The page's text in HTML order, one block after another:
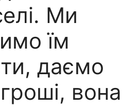
Ми
їм
даємо
вона